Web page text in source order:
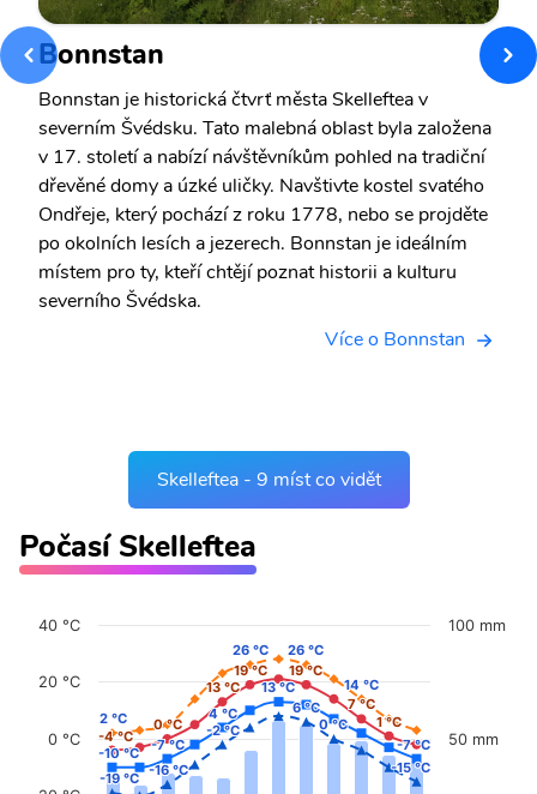
Bonnstan
Bonnstan je historická čtvrť města Skelleftea v
severním Švédsku. Tato malebná oblast byla založena
v 17. století a nabízí návštěvníkům pohled na tradiční
dřevěné domy a úzké uličky. Navštivte kostel svatého
Ondřeje, který pochází z roku 1778, nebo se projděte
po okolních lesích a jezerech. Bonnstan je ideálním
místem pro ty, kteří chtějí poznat historii a kulturu
severního Švédska.
Více o Bonnstan
Skelleftea - 9 míst co vidět
Počasí Skelleftea
-4 °C
-4 °C
0 °C
0 °C
13 °C
13 °C
19 °C
19 °C 19 °C
19 °C
7 °C
7 °C
1 °C
1 °C
2 °C
2 °C
26 °C
26 °C 26 °C
26 °C
14 °C
14 °C
-10 °C
-10 °C -7 °C
-7 °C
4 °C
4 °C
13 °C
13 °C
-7 °C
-7 °C
-19 °C
-19 °C -16 °C
-16 °C
-2 °C
-2 °C
6 °C
6 °C
0 °C
0 °C
-15 °C
-15 °C
0 °C
20 °C
40 °C
50 mm
100 mm